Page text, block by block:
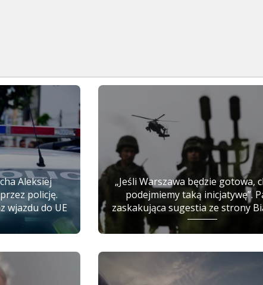
Aleksiej
policję.
wjazdu do UE
„Jeśli Warszawa będzie gotowa,
podejmiemy taką inicjatywę”.
zaskakująca sugestia ze strony